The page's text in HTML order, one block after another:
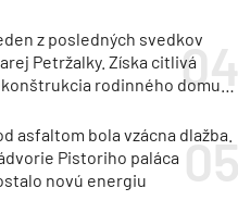
z posledných svedkov
Petržalky. Získa citlivá
rodinného domu
asfaltom bola vzácna dlažba.
Pistoriho paláca
novú energiu